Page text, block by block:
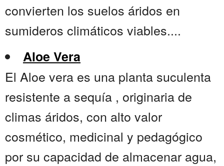
convierten los suelos áridos en
sumideros climáticos viables....
Aloe Vera
El Aloe vera es una planta suculenta
resistente a sequía , originaria de
climas áridos, con alto valor
cosmético, medicinal y pedagógico
por su capacidad de almacenar agua,